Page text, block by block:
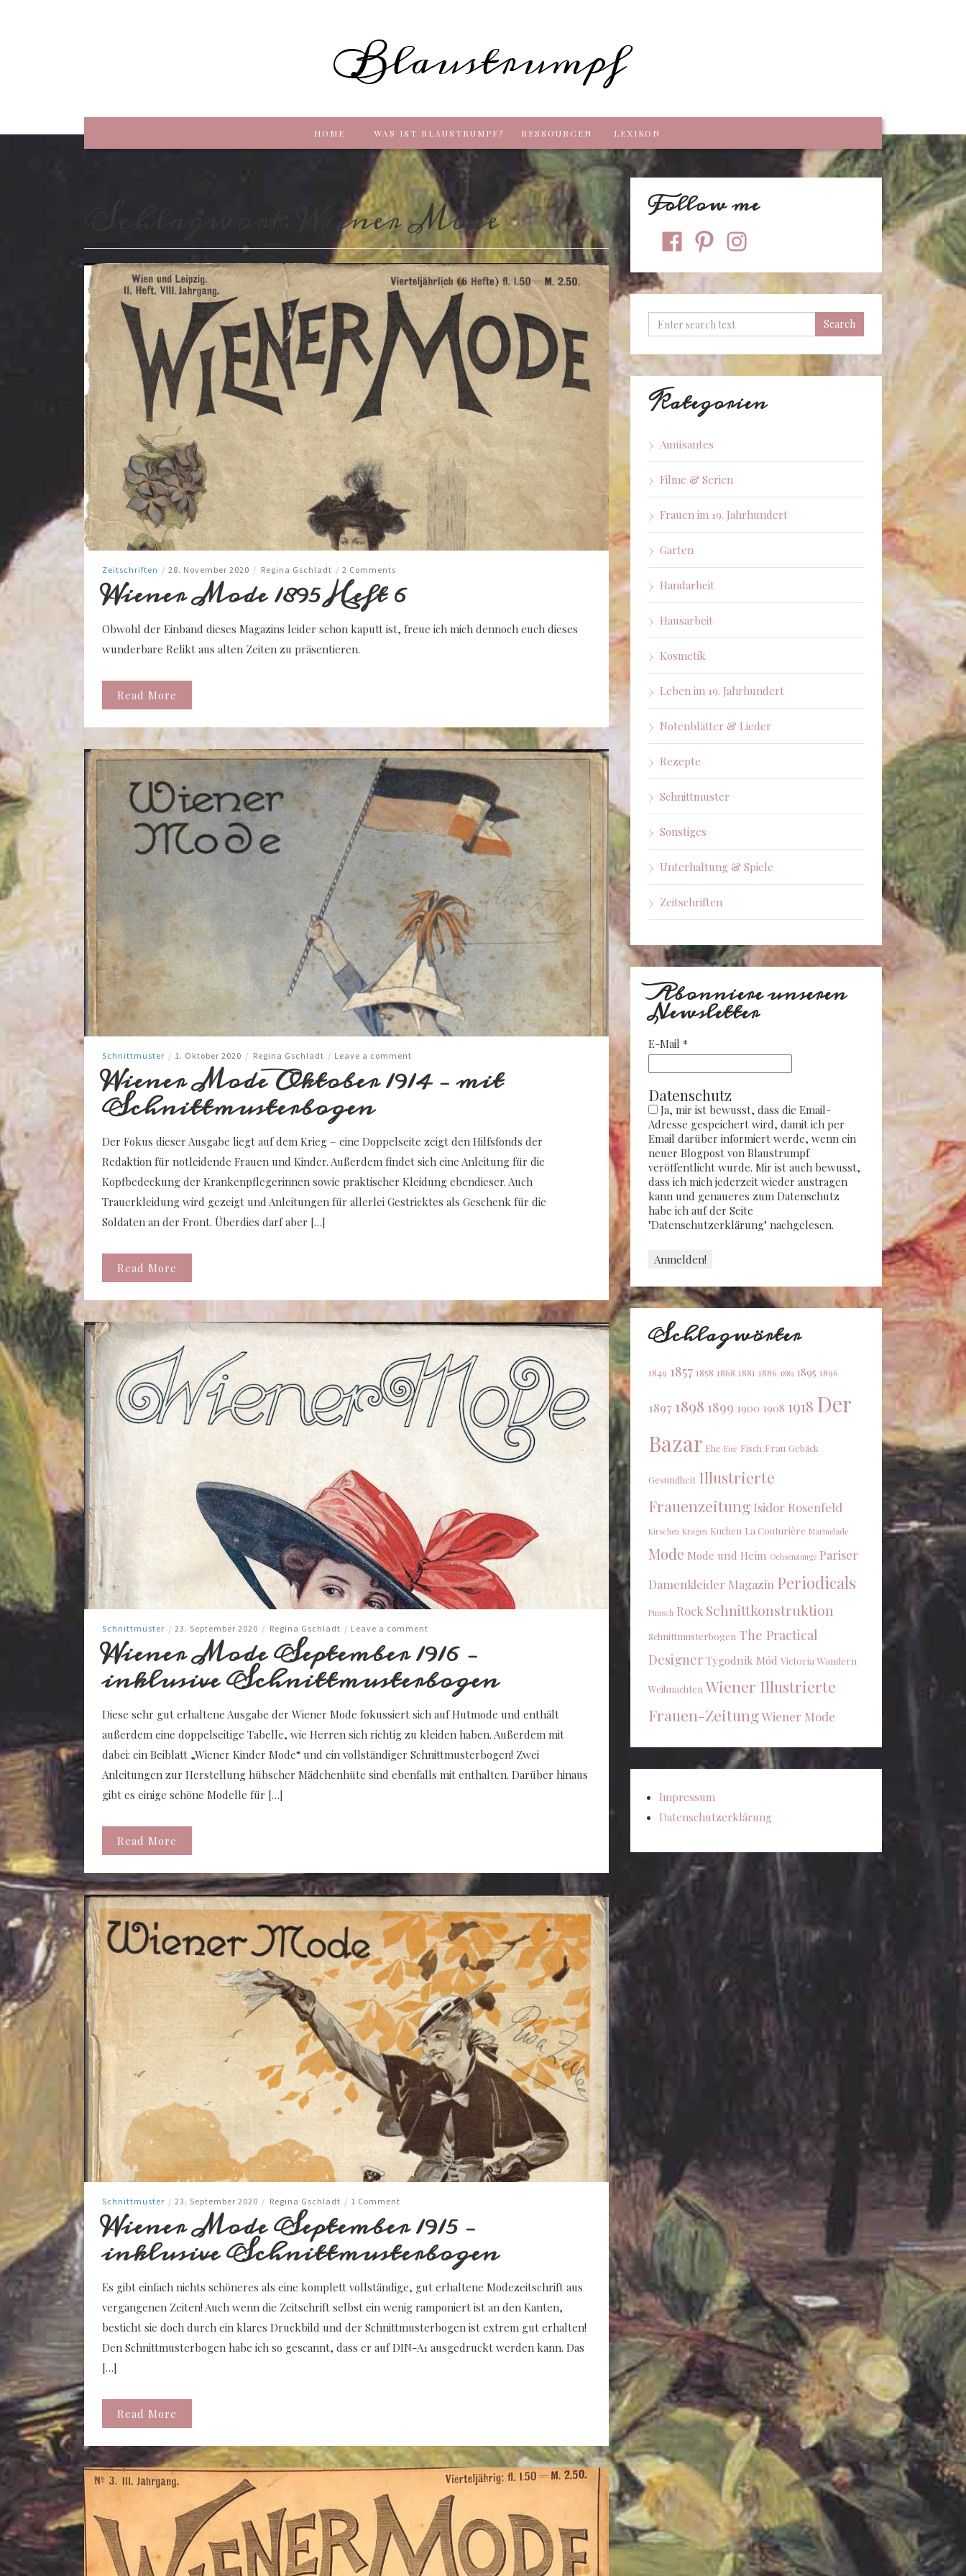
Blaustrumpf
HOME WAS IST BLAUSTRUMPF? RESSOURCEN LEXIKON
Wiener Mode
Zeitschriften / 28. November 2020 / Regina Gschladt / 2 Comments
Wiener Mode 1895 Heft 6
Obwohl der Einband dieses Magazins leider schon kaputt ist, freue ich mich dennoch euch dieses
wunderbare Relikt aus alten Zeiten zu präsentieren.
Read More
Schnittmuster / 1. Oktober 2020 / Regina Gschladt / Leave a comment
Wiener Mode Oktober 1914 – mit
Schnittmusterbogen
Der Fokus dieser Ausgabe liegt auf dem Krieg – eine Doppelseite zeigt den Hilfsfonds der
Redaktion für notleidende Frauen und Kinder. Außerdem findet sich eine Anleitung für die
Kopfbedeckung der Krankenpflegerinnen sowie praktischer Kleidung ebendieser. Auch
Trauerkleidung wird gezeigt und Anleitungen für allerlei Gestricktes als Geschenk für die
Soldaten an der Front. Überdies darf aber […]
Read More
Schnittmuster / 23. September 2020 / Regina Gschladt / Leave a comment
Wiener Mode September 1916 –
inklusive Schnittmusterbogen
Diese sehr gut erhaltene Ausgabe der Wiener Mode fokussiert sich auf Hutmode und enthält
außerdem eine doppelseitige Tabelle, wie Herren sich richtig zu kleiden haben. Außerdem mit
dabei: ein Beiblatt „Wiener Kinder Mode“ und ein vollständiger Schnittmusterbogen! Zwei
Anleitungen zur Herstellung hübscher Mädchenhüte sind ebenfalls mit enthalten. Darüber hinaus
gibt es einige schöne Modelle für […]
Read More
Schnittmuster / 23. September 2020 / Regina Gschladt / 1 Comment
Wiener Mode September 1915 –
inklusive Schnittmusterbogen
Es gibt einfach nichts schöneres als eine komplett vollständige, gut erhaltene Modezeitschrift aus
vergangenen Zeiten! Auch wenn die Zeitschrift selbst ein wenig ramponiert ist an den Kanten,
besticht sie doch durch ein klares Druckbild und der Schnittmusterbogen ist extrem gut erhalten!
Den Schnittmusterbogen habe ich so gescannt, dass er auf DIN-A1 ausgedruckt werden kann. Das
[…]
Read More
Follow me
facebookpinterestinstagram
Kategorien
Amüsantes
Filme & Serien
Frauen im 19. Jahrhundert
Garten
Handarbeit
Hausarbeit
Kosmetik
Leben im 19. Jahrhundert
Notenblätter & Lieder
Rezepte
Schnittmuster
Sonstiges
Unterhaltung & Spiele
Zeitschriften
Abonniere unseren
Newsletter
E-Mail *
Datenschutz
Ja, mir ist bewusst, dass die Email-
Adresse gespeichert wird, damit ich per
Email darüber informiert werde, wenn ein
neuer Blogpost von Blaustrumpf
veröffentlicht wurde. Mir ist auch bewusst,
dass ich mich jederzeit wieder austragen
kann und genaueres zum Datenschutz
habe ich auf der Seite
"Datenschutzerklärung" nachgelesen.
Schlagwörter
1849 1857 1858 1868 1881 1886 1889 1895 1896
18971898 1899 1900 1908 1918 Der
Bazar Ehe Eier Fisch Frau Gebäck
Gesundheit Illustrierte
Frauenzeitung Isidor Rosenfeld
Kirschen Kragen Kuchen La Couturière Marmelade
Mode Mode und Heim Ochsenzunge Pariser
Damenkleider Magazin Periodicals
Punsch Rock Schnittkonstruktion
Schnittmusterbogen The Practical
Designer Tygodnik Mód Victoria Wandern
Weihnachten Wiener Illustrierte
Frauen-ZeitungWiener Mode
Impressum
Datenschutzerklärung